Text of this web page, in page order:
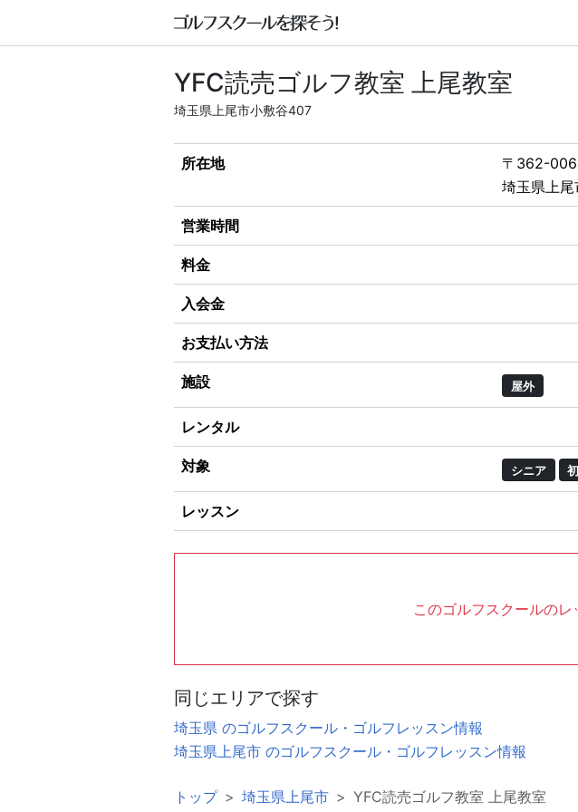
YFC読売ゴルフ教室 上尾教室
埼玉県上尾市小敷谷407
所在地
〒362-
埼玉県上
営業時間
料金
入会金
お支払い方法
施設 屋外
レンタル
対象 シニア
レッスン
このゴルフスクールのレ
同じエリアで探す
埼玉県 のゴルフスクール・ゴルフレッスン情報
埼玉県上尾市 のゴルフスクール・ゴルフレッスン情報
トップ 埼玉県上尾市 YFC読売ゴルフ教室 上尾教室